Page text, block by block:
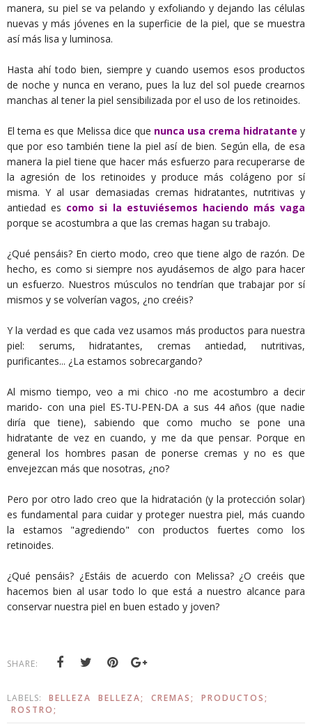
manera, su piel se va pelando y exfoliando y dejando las células
nuevas y más jóvenes en la superficie de la piel, que se muestra
así más lisa y luminosa.
Hasta ahí todo bien, siempre y cuando usemos esos productos
de noche y nunca en verano, pues la luz del sol puede crearnos
manchas al tener la piel sensibilizada por el uso de los retinoides.
El tema es que Melissa dice que nunca usa crema hidratante y
que por eso también tiene la piel así de bien. Según ella, de esa
manera la piel tiene que hacer más esfuerzo para recuperarse de
la agresión de los retinoides y produce más colágeno por sí
misma. Y al usar demasiadas cremas hidratantes, nutritivas y
antiedad es como si la estuviésemos haciendo más vaga
porque se acostumbra a que las cremas hagan su trabajo.
¿Qué pensáis? En cierto modo, creo que tiene algo de razón. De
hecho, es como si siempre nos ayudásemos de algo para hacer
un esfuerzo. Nuestros músculos no tendrían que trabajar por sí
mismos y se volverían vagos, ¿no creéis?
Y la verdad es que cada vez usamos más productos para nuestra
piel: serums, hidratantes, cremas antiedad, nutritivas,
purificantes... ¿La estamos sobrecargando?
Al mismo tiempo, veo a mi chico -no me acostumbro a decir
marido- con una piel ES-TU-PEN-DA a sus 44 años (que nadie
diría que tiene), sabiendo que como mucho se pone una
hidratante de vez en cuando, y me da que pensar. Porque en
general los hombres pasan de ponerse cremas y no es que
envejezcan más que nosotras, ¿no?
Pero por otro lado creo que la hidratación (y la protección solar)
es fundamental para cuidar y proteger nuestra piel, más cuando
la estamos "agrediendo" con productos fuertes como los
retinoides.
¿Qué pensáis? ¿Estáis de acuerdo con Melissa? ¿O creéis que
hacemos bien al usar todo lo que está a nuestro alcance para
conservar nuestra piel en buen estado y joven?
SHARE:
LABELS: BELLEZA BELLEZA; CREMAS;
PRODUCTOS;
ROSTRO;